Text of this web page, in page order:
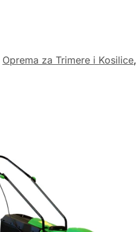
Oprema za Trimere i Kosilice,